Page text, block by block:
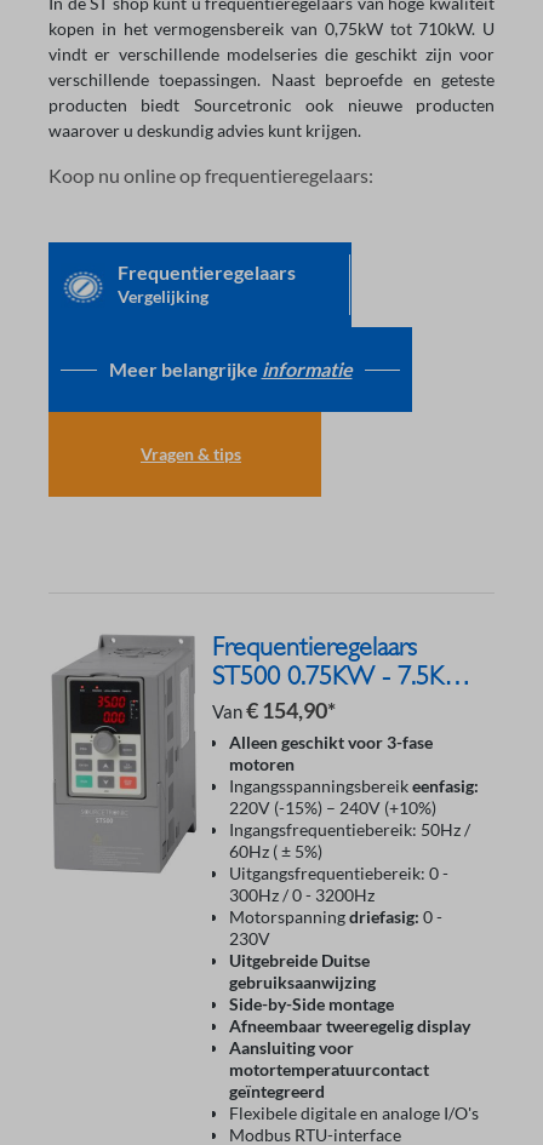
kopen in het vermogensbereik van 0,75kW tot 710kW. U
vindt er verschillende modelseries die geschikt zijn voor
verschillende toepassingen. Naast beproefde en geteste
producten biedt Sourcetronic ook nieuwe producten
waarover u deskundig advies kunt krijgen.
Koop nu online op frequentieregelaars:
Frequentieregelaars
Vergelijking
Meer belangrijke informatie
Vragen & tips
Frequentieregelaars
ST500 0.75KW - 7.5KW
230V
Van€ 154,90*
Alleen geschikt voor 3-fase
motoren
Ingangsspanningsbereikeenfasig:
220V (-15%) – 240V (+10%)
Ingangsfrequentiebereik: 50Hz /
60Hz ( ± 5%)
Uitgangsfrequentiebereik: 0 -
300Hz / 0 - 3200Hz
Motorspanningdriefasig: 0 -
230V
Uitgebreide Duitse
gebruiksaanwijzing
Side-by-Side montage
Afneembaar tweeregelig display
Aansluiting voor
motortemperatuurcontact
geïntegreerd
Flexibele digitale en analoge I/O's
Modbus RTU-interface